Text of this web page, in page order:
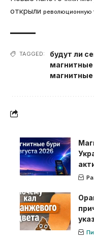
открыли революционную
TAGGED: будут ли
магнитные
магнитные